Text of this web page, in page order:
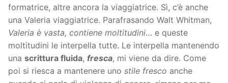
formatrice, altre ancora la viaggiatrice. Sì, c’è anche
una Valeria viaggiatrice. Parafrasando Walt Whitman,
Valeria è vasta, contiene moltitudini… e queste
moltitudini le interpella tutte. Le interpella mantenendo
una scrittura fluida, fresca, mi viene da dire. Come
poi si riesca a mantenere uno stile fresco anche